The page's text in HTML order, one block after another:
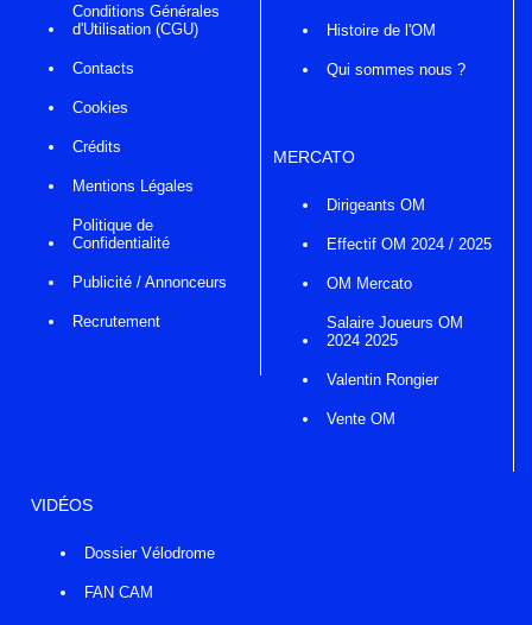
Conditions Générales
d'Utilisation (CGU)
Contacts
Cookies
Crédits
Mentions Légales
Politique de
Confidentialité
Publicité / Annonceurs
Recrutement
Histoire de l'OM
Qui sommes nous ?
MERCATO
Dirigeants OM
Effectif OM 2024 / 2025
OM Mercato
Salaire Joueurs OM
2024 2025
Valentin Rongier
Vente OM
VIDÉOS
Dossier Vélodrome
FAN CAM